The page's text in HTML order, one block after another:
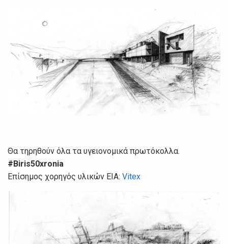
Θα τηρηθούν όλα τα υγειονομικά πρωτόκολλα.
#Biris50xronia
Επίσημος χορηγός υλικών ΕΙΑ: Vitex